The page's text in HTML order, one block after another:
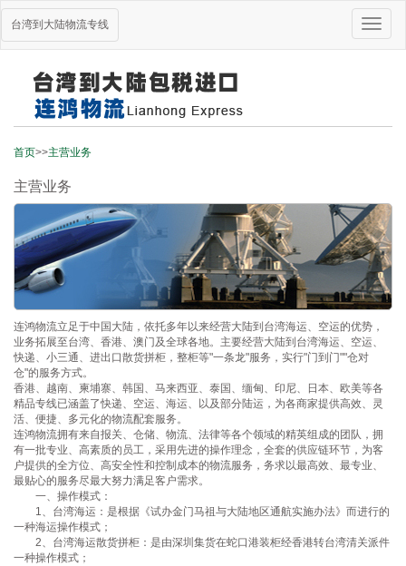
台湾到大陆物流专线
Toggle
首页>>主营业务
主营业务
连鸿物流立足于中国大陆，依托多年以来经营大陆到台湾海运、空运的优势，
业务拓展至台湾、香港、澳门及全球各地。主要经营大陆到台湾海运、空运、
快递、小三通、进出口散货拼柜，整柜等"一条龙"服务，实行"门到门""仓对
仓"的服务方式。
香港、越南、柬埔寨、韩国、马来西亚、泰国、缅甸、印尼、日本、欧美等各
精品专线已涵盖了快递、空运、海运、以及部分陆运，为各商家提供高效、灵
活、便捷、多元化的物流配套服务。
连鸿物流拥有来自报关、仓储、物流、法律等各个领域的精英组成的团队，拥
有一批专业、高素质的员工，采用先进的操作理念，全套的供应链环节，为客
户提供的全方位、高安全性和控制成本的物流服务，务求以最高效、最专业、
最贴心的服务尽最大努力满足客户需求。
一、操作模式：
1、台湾海运：是根据《试办金门马祖与大陆地区通航实施办法》而进行的
一种海运操作模式；
2、台湾海运散货拼柜：是由深圳集货在蛇口港装柜经香港转台湾清关派件
一种操作模式；